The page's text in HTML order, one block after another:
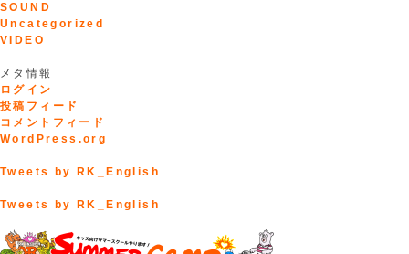
SOUND
Uncategorized
VIDEO
メタ情報
ログイン
投稿フィード
コメントフィード
WordPress.org
Tweets by RK_English
Tweets by RK_English